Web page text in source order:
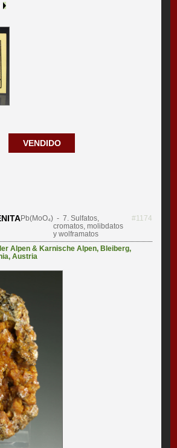
VENDIDO
Pb(MoO₄) - 7. Sulfatos,
cromatos, molibdatos
y wolframatos
#1174
Alpen & Karnische Alpen, Bleiberg,
,Austria